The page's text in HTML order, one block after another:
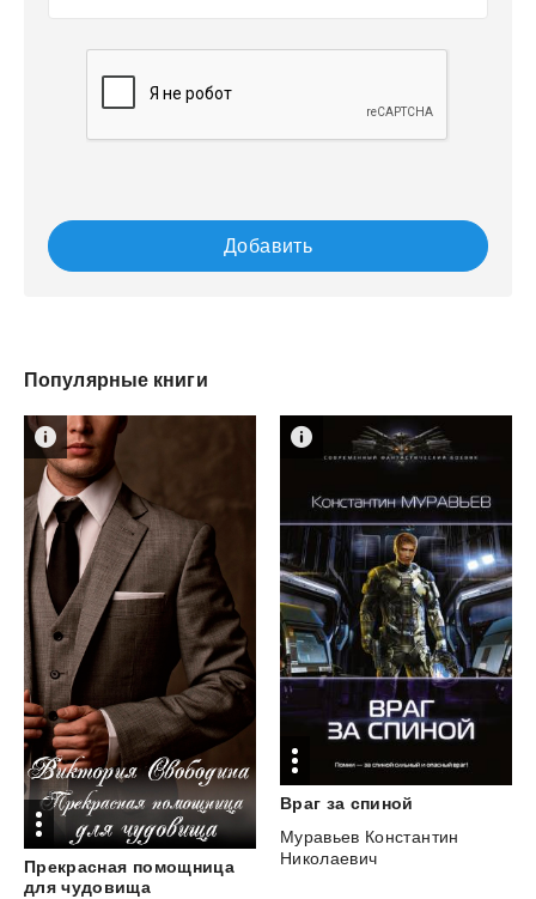
Добавить
Популярные книги
Прекрасная помощница
для чудовища
Враг за спиной
Муравьев Константин
Николаевич